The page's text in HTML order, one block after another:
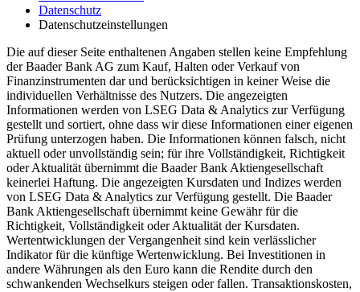
Datenschutz
Datenschutzeinstellungen
Die auf dieser Seite enthaltenen Angaben stellen keine Empfehlung
der Baader Bank AG zum Kauf, Halten oder Verkauf von
Finanzinstrumenten dar und berücksichtigen in keiner Weise die
individuellen Verhältnisse des Nutzers. Die angezeigten
Informationen werden von LSEG Data & Analytics zur Verfügung
gestellt und sortiert, ohne dass wir diese Informationen einer eigenen
Prüfung unterzogen haben. Die Informationen können falsch, nicht
aktuell oder unvollständig sein; für ihre Vollständigkeit, Richtigkeit
oder Aktualität übernimmt die Baader Bank Aktiengesellschaft
keinerlei Haftung. Die angezeigten Kursdaten und Indizes werden
von LSEG Data & Analytics zur Verfügung gestellt. Die Baader
Bank Aktiengesellschaft übernimmt keine Gewähr für die
Richtigkeit, Vollständigkeit oder Aktualität der Kursdaten.
Wertentwicklungen der Vergangenheit sind kein verlässlicher
Indikator für die künftige Wertenwicklung. Bei Investitionen in
andere Währungen als den Euro kann die Rendite durch den
schwankenden Wechselkurs steigen oder fallen. Transaktionskosten,